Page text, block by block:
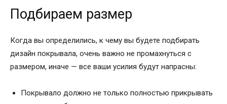
Подбираем размер
Когда вы определились, к чему вы будете подбирать
дизайн покрывала, очень важно не промахнуться с
размером, иначе — все ваши усилия будут напрасны:
Покрывало должно не только полностью прикрывать